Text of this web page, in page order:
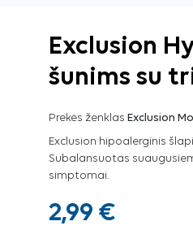
Exclusion
šunims su
Prekės ženklas Exclusion
Exclusion hipoalerginis
Subalansuotas
simptomai.
2,99 €